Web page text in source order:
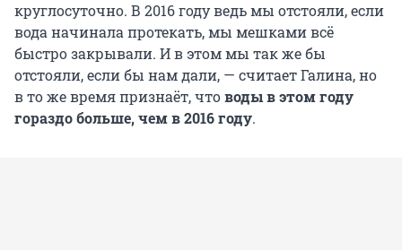
круглосуточно. В 2016 году ведь мы отстояли, если
вода начинала протекать, мы мешками всё
быстро закрывали. И в этом мы так же бы
отстояли, если бы нам дали, — считает Галина, но
в то же время признаёт, чтоводы в этом году
гораздо больше, чем в 2016 году.